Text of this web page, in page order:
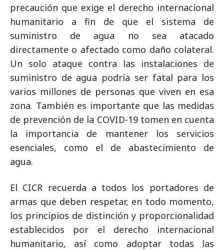
precaución que exige el derecho internacional
humanitario a fin de que el sistema de
suministro de agua no sea atacado
directamente o afectado como daño colateral.
Un solo ataque contra las instalaciones de
suministro de agua podría ser fatal para los
varios millones de personas que viven en esa
zona. También es importante que las medidas
de prevención de la COVID-19 tomen en cuenta
la importancia de mantener los servicios
esenciales, como el de abastecimiento de
agua.
El CICR recuerda a todos los portadores de
armas que deben respetar, en todo momento,
los principios de distinción y proporcionalidad
establecidos por el derecho internacional
humanitario, así como adoptar todas las